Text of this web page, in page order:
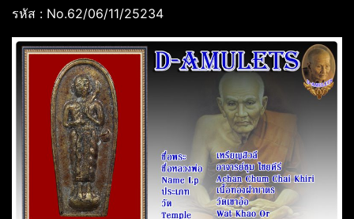
รหัส : No.62/06/11/25234